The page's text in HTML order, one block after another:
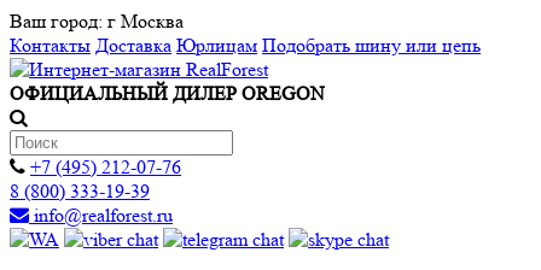
Ваш город: г Москва
Контакты Доставка Юрлицам Подобрать шину или цепь
ОФИЦИАЛЬНЫЙ ДИЛЕР OREGON
+7 (495) 212-07-76
8 (800) 333-19-39
info@realforest.ru